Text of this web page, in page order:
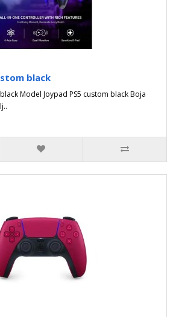
black
Model Joypad PS5 custom black Boja